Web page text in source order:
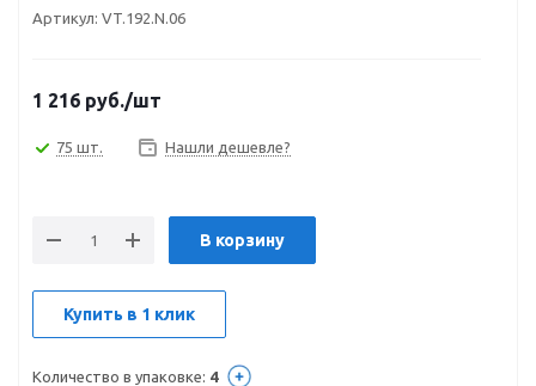
Артикул: VT.192.N.06
1 216 руб./шт
75 шт. Нашли дешевле?
В корзину
Купить в 1 клик
Количество в упаковке: 4